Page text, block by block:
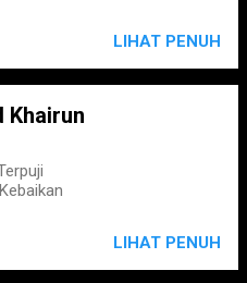
LIHAT PENUH
Khairun
LIHAT PENUH